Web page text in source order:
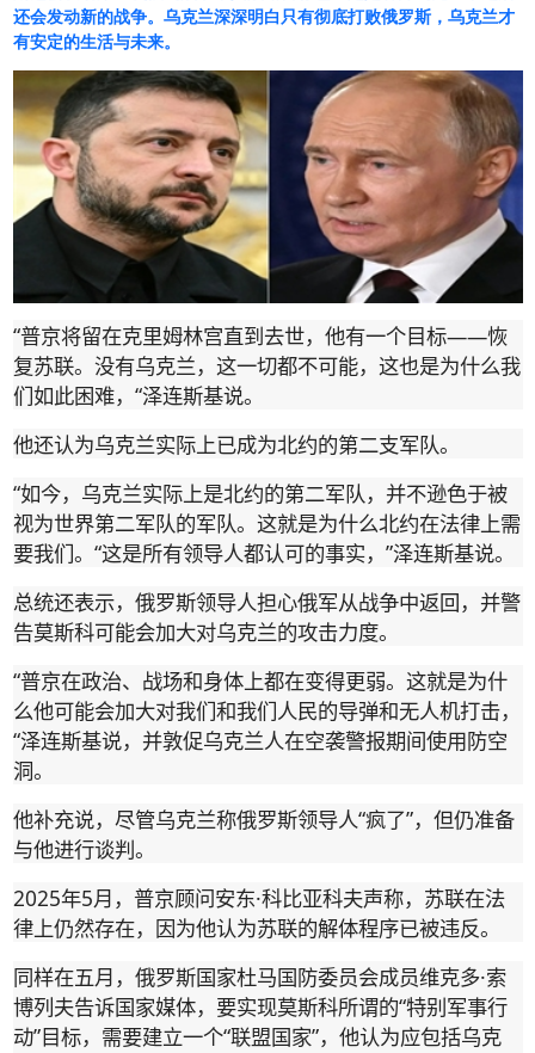
还会发动新的战争。乌克兰深深明白只有彻底打败俄罗斯，乌克兰才
有安定的生活与未来。
“普京将留在克里姆林宫直到去世，他有一个目标——恢
复苏联。没有乌克兰，这一切都不可能，这也是为什么我
们如此困难， “泽连斯基说。
他还认为乌克兰实际上已成为北约的第二支军队。
“如今，乌克兰实际上是北约的第二军队，并不逊色于被
视为世界第二军队的军队。这就是为什么北约在法律上需
要我们。 “这是所有领导人都认可的事实， ”泽连斯基说。
总统还表示，俄罗斯领导人担心俄军从战争中返回，并警
告莫斯科可能会加大对乌克兰的攻击力度。
“普京在政治、战场和身体上都在变得更弱。这就是为什
么他可能会加大对我们和我们人民的导弹和无人机打击，
“泽连斯基说，并敦促乌克兰人在空袭警报期间使用防空
洞。
他补充说，尽管乌克兰称俄罗斯领导人“疯了”，但仍准备
与他进行谈判。
2025年5月，普京顾问安东·科比亚科夫声称，苏联在法
律上仍然存在，因为他认为苏联的解体程序已被违反。
同样在五月，俄罗斯国家杜马国防委员会成员维克多·索
博列夫告诉国家媒体，要实现莫斯科所谓的“特别军事行
动”目标，需要建立一个“联盟国家”，他认为应包括乌克